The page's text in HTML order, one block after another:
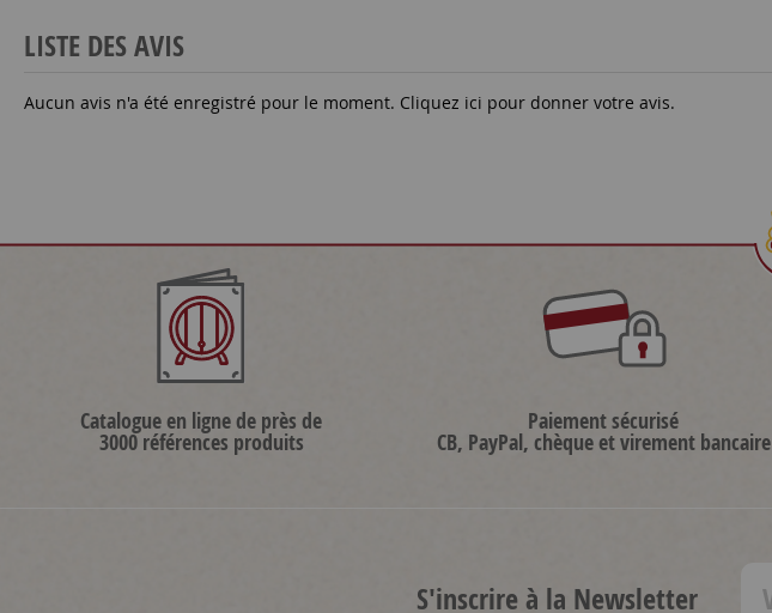
LISTE DES AVIS
Aucun avis n'a été enregistré pour le moment. Cliquez ici pour donner votre avis.
Catalogue en ligne de près de
3000 références produits
Paiement sécurisé
CB, PayPal, chèque et virement bancaire
S'inscrire à la Newsletter